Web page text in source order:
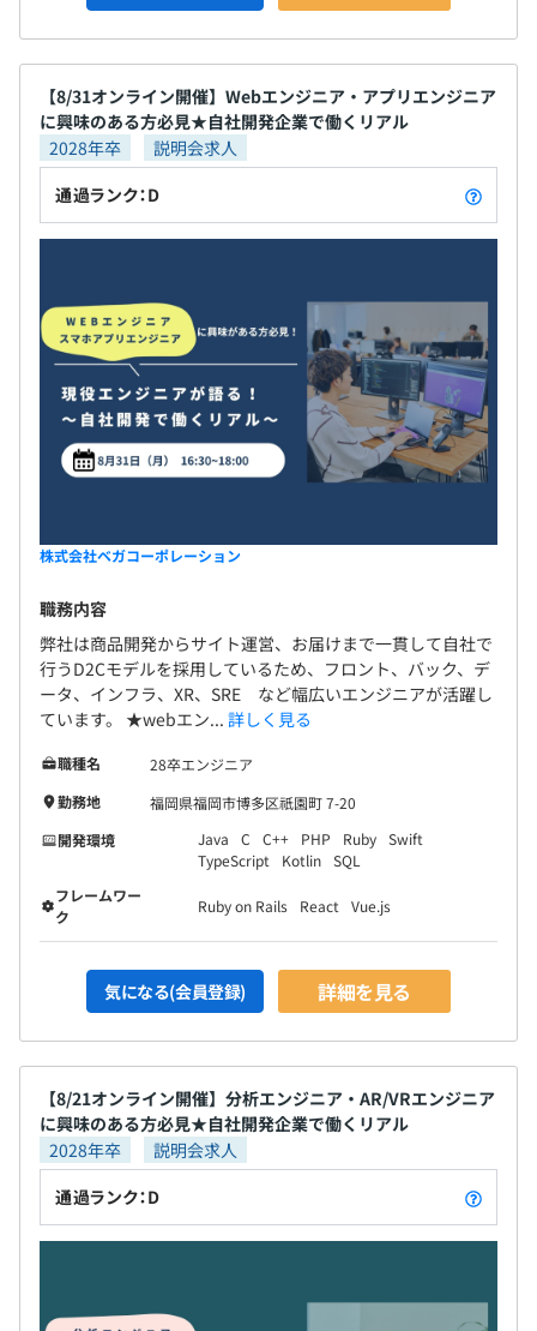
【8/31オンライン開催】Webエンジニア・アプリエンジニア
に興味のある方必見★自社開発企業で働くリアル
2028年卒
説明会求人
通過ランク：D
株式会社ベガコーポレーション
職務内容
弊社は商品開発からサイト運営、お届けまで一貫して自社で
行うD2Cモデルを採用しているため、フロント、バック、デ
ータ、インフラ、XR、SRE など幅広いエンジニアが活躍し
ています。 ★webエン... 詳しく見る
職種名
28卒エンジニア
勤務地
福岡県福岡市博多区祇園町 7-20
開発環境
Java C C++ PHP Ruby Swift
TypeScript
Kotlin SQL
フレームワー
ク
Ruby on Rails React Vue.js
気になる(会員登録) 詳細を見る
【8/21オンライン開催】分析エンジニア・AR/VRエンジニア
に興味のある方必見★自社開発企業で働くリアル
2028年卒
説明会求人
通過ランク：D